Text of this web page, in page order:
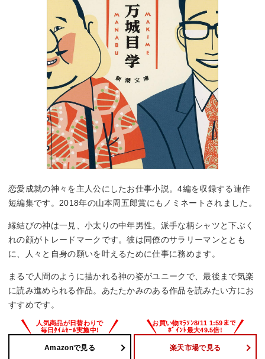
恋愛成就の神々を主人公にしたお仕事小説。4編を収録する連作
短編集です。2018年の山本周五郎賞にもノミネートされました。
縁結びの神は一見、小太りの中年男性。派手な柄シャツと下ぶく
れの顔がトレードマークです。彼は同僚のサラリーマンととも
に、人々と自身の願いを叶えるために仕事に務めます。
まるで人間のように描かれる神の姿がユニークで、最後まで気楽
に読み進められる作品。あたたかみのある作品を読みたい方にお
すすめです。
Amazonで見る 楽天市場で見る